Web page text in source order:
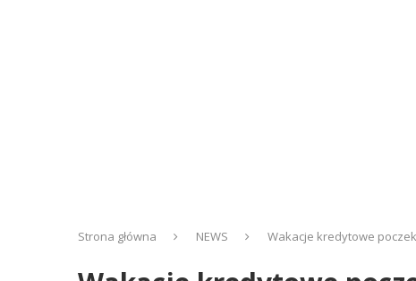
Strona główna NEWS Wakacje kredytowe